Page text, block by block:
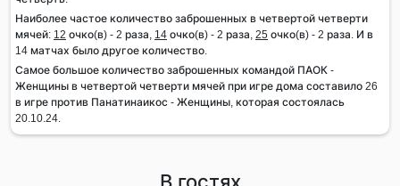
Наиболее частое количество заброшенных в четвертой четверти
мячей: 12 очко(в) - 2 раза, 14 очко(в) - 2 раза, 25 очко(в) - 2 раза. И в
14 матчах было другое количество.
Самое большое количество заброшенных командой ПАОК -
Женщины в четвертой четверти мячей при игре дома составило 26
в игре против Панатинаикос - Женщины, которая состоялась
20.10.24.